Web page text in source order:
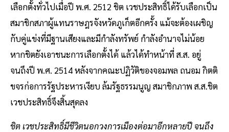
เลือกตั้งทั่วไปเมื่อปี พ.ศ. 2512 ชิต เวชประสิทธิ์ได้รับเลือกเป็น
สมาชิกสภาผู้แทนราษฎรจังหวัดภูเก็ตอีกครั้ง แม้จะต้องเผชิญ
กับคู่แข่งที่มีฐานเสียงและมีกำลังทรัพย์ กำลังอำนาจไม่น้อย
หากชิตยังเอาชนะการเลือกตั้งได้ แล้วได้ทำหน้าที่ ส.ส. อยู่
จนถึงปี พ.ศ. 2514 หลังจากคณะปฏิวัติของจอมพล ถนอม กิตติ
ขจรก่อการรัฐประหารเงียบ ล้มรัฐธรรมนูญ สมาชิกภาพ ส.ส.ชิต
เวชประสิทธิ์จึงสิ้นสุดลง
ชิต เวชประสิทธิ์มีชีวิตนอกวงการเมืองต่อมาอีกหลายปี จนถึง